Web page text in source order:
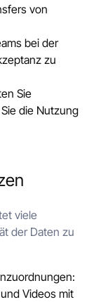
von
bei der
zu
Sie
die Nutzung
viele
der Daten zu
Videos mit